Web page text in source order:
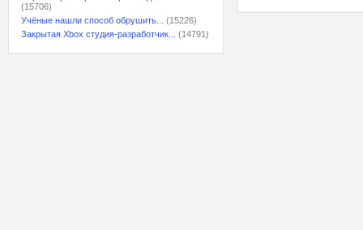
(15706)
Учёные нашли способ обрушить...
(15226)
Закрытая Xbox студия-разработчик...
(14791)